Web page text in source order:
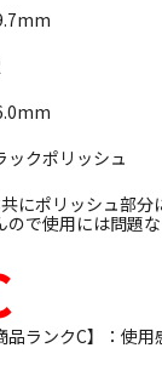
ックポリッシュ
にポリッシュ部分
ので使用には問題な
品ランクC】：使